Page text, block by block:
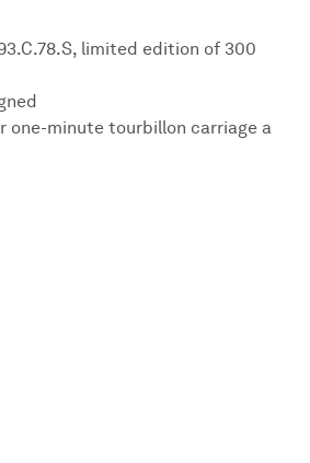
limited edition of 300
one-minute tourbillon carriage a